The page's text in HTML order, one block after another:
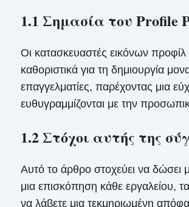
1.1 Σημασία του Profile
Οι κατασκευαστές εικόνων
καθοριστικά για τη δημιουργία
επαγγελματίες, παρέχοντας μια
ευθυγραμμίζονται με την
1.2 Στόχοι αυτής της
Αυτό το άρθρο στοχεύει να
μια επισκόπηση κάθε εργαλείου,
να λάβετε μια τεκμηριωμένη